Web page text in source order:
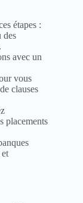
étapes :
des
avec un
vous
clauses
placements